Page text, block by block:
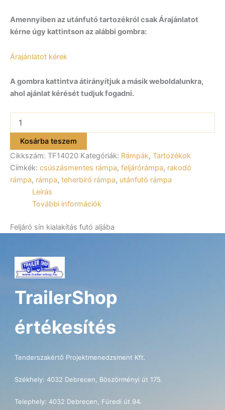
Amennyiben az utánfutó tartozékról csak Árajánlatot
kérne úgy kattintson az alábbi gombra:
Árajánlatot kérek
A gombra kattintva átirányítjuk a másik weboldalunkra,
ahol ajánlat kérését tudjuk fogadni.
kialakítása
ALFA-
T
4420AP
esetében
TF14020
mennyiség
Kosárba teszem
Cikkszám: TF14020 Kategóriák: Rámpák, Tartozékok
Címkék: csúszásmentes rámpa, feljárórámpa, rakodó
rámpa, rámpa, teherbíró rámpa, utánfutó rámpa
Leírás
További információk
Feljáró sín kialakítás futó aljába
TrailerShop
értékesítés
Tenderszakértő Projektmenedzsment Kft.
Székhely: 4032 Debrecen, Böszörményi út 175.
Telephely: 4032 Debrecen, Füredi út 94.